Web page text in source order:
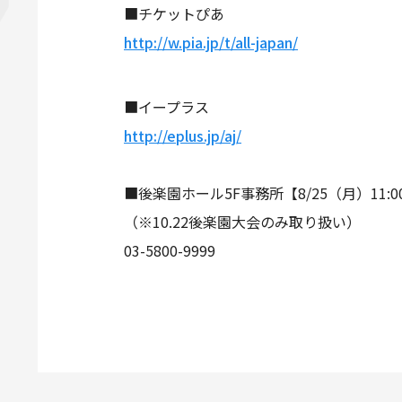
■チケットぴあ
http://w.pia.jp/t/all-japan/
■イープラス
http://eplus.jp/aj/
■後楽園ホール5F事務所【8/25（月）
（※10.22後楽園大会のみ取り扱い）
03-5800-9999